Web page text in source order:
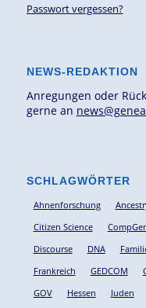
Passwort vergessen?
NEWS-REDAKTION
Anregungen oder
gerne an
SCHLAGWÖRTER
Ahnenforschung
Citizen Science
Discourse
DNA
Frankreich
GEDCOM
GOV
Hessen Juden